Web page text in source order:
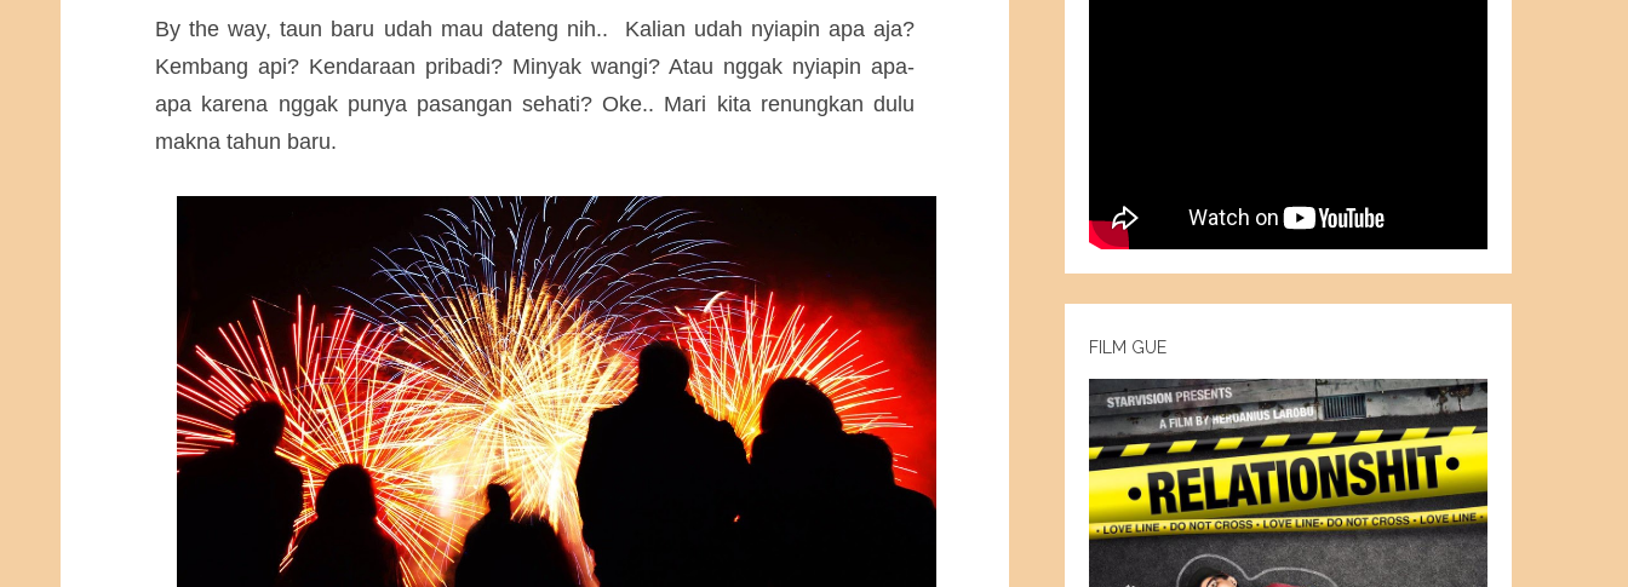
By the way, taun baru udah mau dateng nih..
Kalian udah nyiapin apa aja?
Kembang api? Kendaraan pribadi? Minyak wangi? Atau nggak nyiapin apa-
apa karena nggak punya pasangan sehati? Oke.. Mari kita renungkan dulu
makna tahun baru.
FILM GUE